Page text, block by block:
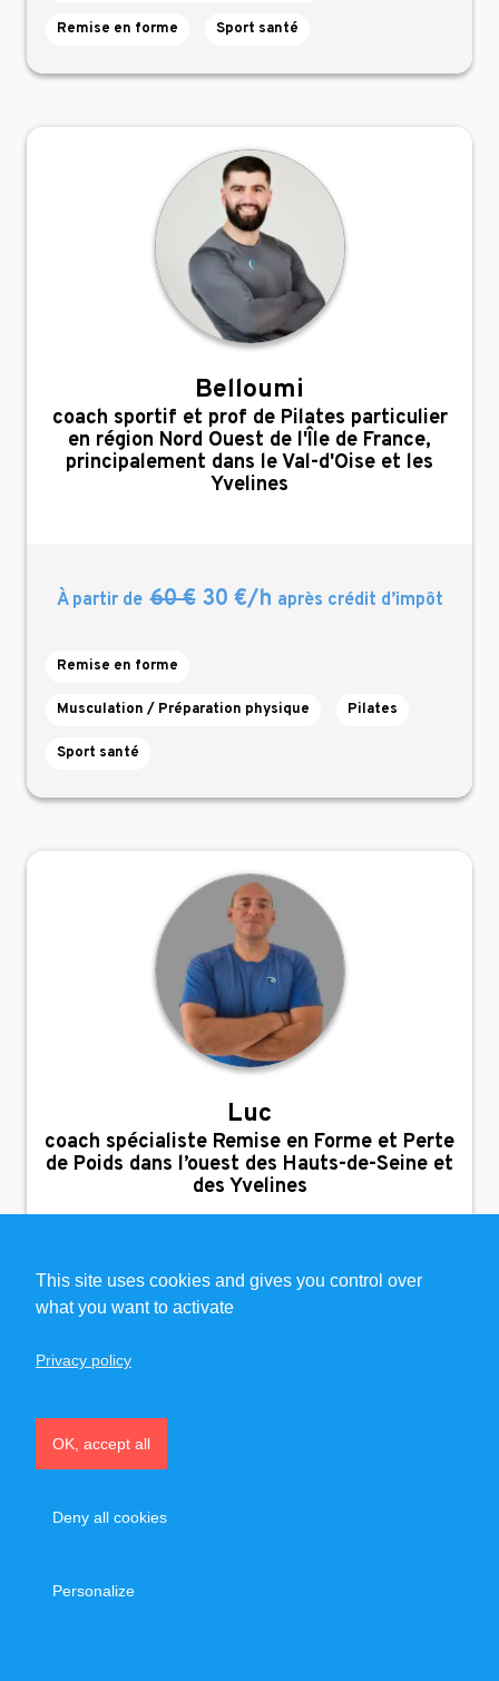
Remise en forme Sport santé
Belloumi
,
coach sportif et prof de Pilates particulier
en région Nord Ouest de l'Île de France,
principalement dans le Val-d'Oise et les
Yvelines
À partir de 60 €30 €/h après crédit d’impôt
Remise en forme
Musculation / Préparation physique Pilates
Sport santé
Luc
,
coach spécialiste Remise en Forme et Perte
de Poids dans l’ouest des Hauts-de-Seine et
des Yvelines
À partir de48 €24 €/h
Remise en forme
This site uses cookies and gives you control over
what you want to activate
OK, accept all
Deny all cookies
Personalize
Privacy policy